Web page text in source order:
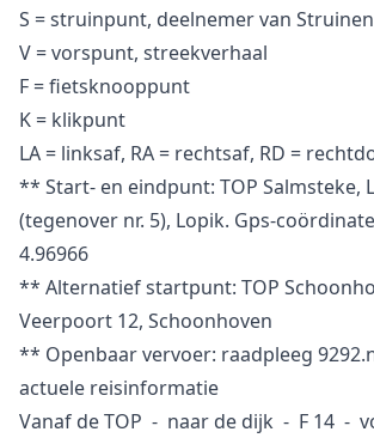
S = struinpunt, deelnemer van
V = vorspunt, streekverhaal
F = fietsknooppunt
K = klikpunt
LA = linksaf, RA = rechtsaf, RD =
** Start- en eindpunt: TOP Salmsteke,
(tegenover nr. 5), Lopik. Gps-
4.96966
** Alternatief startpunt: TOP
Veerpoort 12, Schoonhoven
** Openbaar vervoer: raadpleeg
actuele reisinformatie
Vanaf de TOP - naar de dijk - F 14 -